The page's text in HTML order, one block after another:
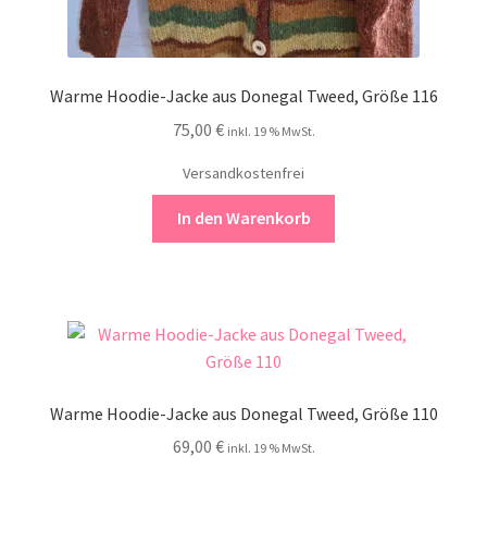
Warme Hoodie-Jacke aus Donegal Tweed, Größe 116
75,00 € inkl. 19 % MwSt.
Versandkostenfrei
In den Warenkorb
Warme Hoodie-Jacke aus Donegal Tweed, Größe 110
69,00 € inkl. 19 % MwSt.